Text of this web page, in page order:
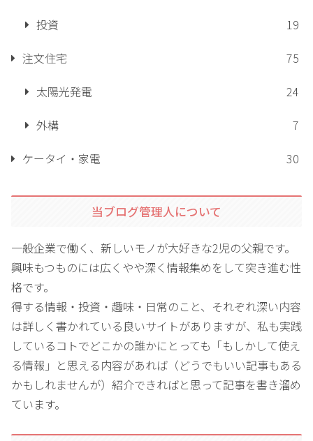
投資
19
注文住宅
75
太陽光発電
24
外構
7
ケータイ・家電
30
当ブログ管理人について
一般企業で働く、新しいモノが大好きな2児の父親です。
興味もつものには広くやや深く情報集めをして突き進む性
格です。
得する情報・投資・趣味・日常のこと、それぞれ深い内容
は詳しく書かれている良いサイトがありますが、私も実践
しているコトでどこかの誰かにとっても「もしかして使え
る情報」と思える内容があれば（どうでもいい記事もある
かもしれませんが）紹介できればと思って記事を書き溜め
ています。